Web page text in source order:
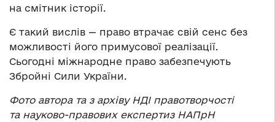
на смітник історії.
Є такий вислів — право втрачає свій сенс без
можливості його примусової реалізації.
Сьогодні міжнародне право забезпечують
Збройні Сили України.
Фото автора та з архіву НДІ правотворчості
та науково-правових експертиз НАПрН